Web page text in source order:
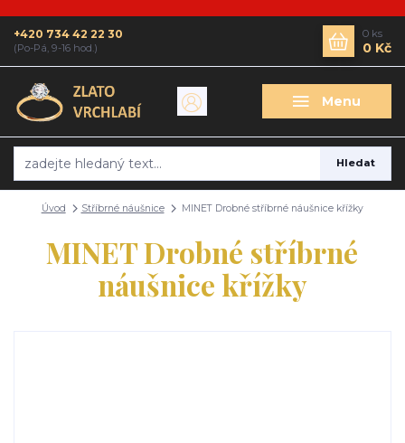
Menu
Hledat
+420 734 42 22 30
(Po-Pá, 9-16 hod.)
0 ks
0 Kč
Úvod Stříbrné náušnice MINET Drobné stříbrné náušnice křížky
MINET Drobné stříbrné
náušnice křížky